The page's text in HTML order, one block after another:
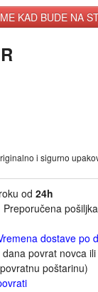
ZA DECU
KAD BUDE NA
i sigurno
od 24h
Preporučena pošiljka
dostave po
dana povrat novca
poštarinu)